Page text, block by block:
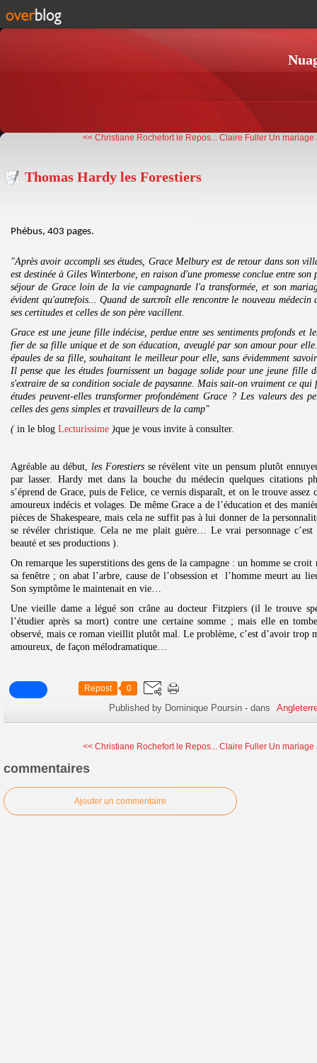
<< Christiane Rochefort le Repos... Claire Fuller Un mariage
Thomas Hardy les Forestiers
Phébus, 403 pages.
"Après avoir accompli ses études, Grace Melbury est de retour dans son
est destinée à Giles Winterbone, en raison d'une promesse conclue entre
séjour de Grace loin de la vie campagnarde l'a transformée, et son
évident qu'autrefois... Quand de surcroît elle rencontre le nouveau
ses certitudes et celles de son père vacillent.
Grace est une jeune fille indécise, perdue entre ses sentiments profonds et
fier de sa fille unique et de son éducation, aveuglé par son amour pour
épaules de sa fille, souhaitant le meilleur pour elle, sans évidemment
Il pense que les études fournissent un bagage solide pour une jeune fille
s'extraire de sa condition sociale de paysanne. Mais sait-on vraiment ce
études peuvent-elles transformer profondément Grace ? Les valeurs des
celles des gens simples et travailleurs de la camp"
( in le blog Lecturissime )que je vous invite à consulter.
Agréable au début, les Forestiersse révèlent vite un pensum plutôt
par lasser. Hardy met dans la bouche du médecin quelques citations
s’éprend de Grace, puis de Felice, ce vernis disparaît, et on le trouve assez
amoureux indécis et volages. De même Grace a de l’éducation et des
pièces de Shakespeare, mais cela ne suffit pas à lui donner de la
se révéler christique. Cela ne me plait guère… Le vrai personnage
beauté et ses productions ).
On remarque les superstitions des gens de la campagne : un homme se
sa fenêtre ; on abat l’arbre, cause de l’obsession et l’homme meurt au
Son symptôme le maintenait en vie…
Une vieille dame a légué son crâne au docteur Fitzpiers (il le trouve
l’étudier après sa mort) contre une certaine somme ; mais elle en
observé, mais ce roman vieillit plutôt mal. Le problème, c’est d’avoir trop
amoureux, de façon mélodramatique…
Repost 0
Published by Dominique Poursin -dans
<< Christiane Rochefort le Repos... Claire Fuller Un mariage
commentaires
Ajouter un commentaire